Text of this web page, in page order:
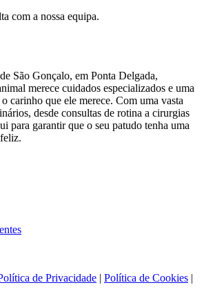
com a nossa equipa.
São Gonçalo, em Ponta Delgada,
merece cuidados especializados e uma
carinho que ele merece. Com uma vasta
desde consultas de rotina a cirurgias
para garantir que o seu patudo tenha uma
de Privacidade | Política de Cookies |